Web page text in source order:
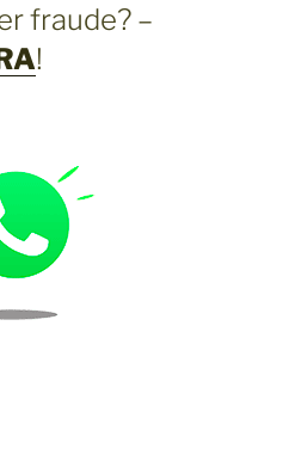
fraude? –
!